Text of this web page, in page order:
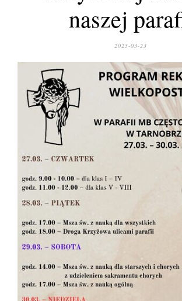
naszej
2025-03-23